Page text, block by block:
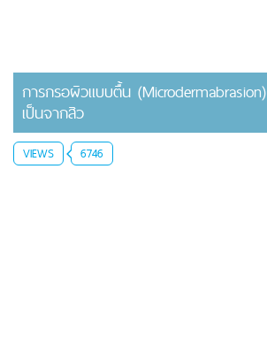
การกรอผิวแบบตื้น (Microdermabrasion) ในการรักษาแผล
เป็นจากสิว
VIEWS 6746